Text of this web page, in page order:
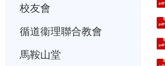
校友會
循道衞理聯合教會
馬鞍山堂